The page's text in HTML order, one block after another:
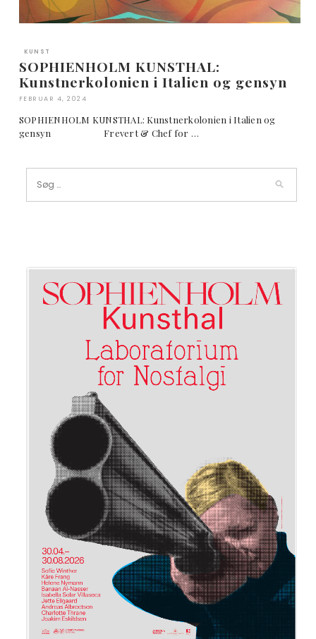
KUNST
SOPHIENHOLM KUNSTHAL:
Kunstnerkolonien i Italien og gensyn
FEBRUAR 4, 2024
SOPHIENHOLM KUNSTHAL: Kunstnerkolonien i Italien og
gensyn Frevert & Chef for …